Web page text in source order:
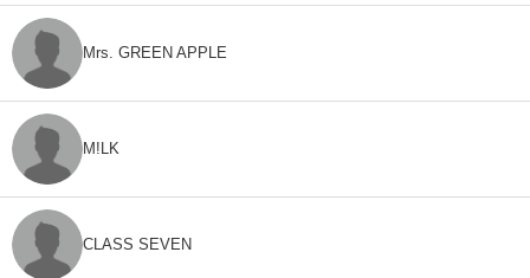
Mrs. GREEN APPLE
M!LK
CLASS SEVEN